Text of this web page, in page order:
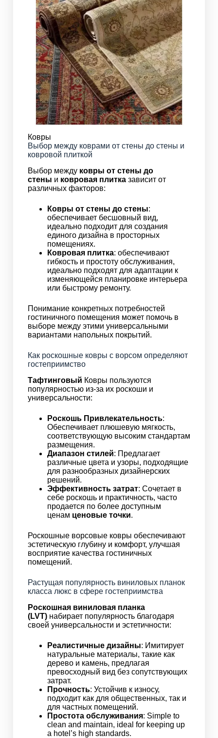
Ковры
Выбор между коврами от стены до стены и
ковровой плиткой
Выбор между ковры от стены до
стены и ковровая плитказависит от
различных факторов:
Ковры от стены до стены:
обеспечивает бесшовный вид,
идеально подходит для создания
единого дизайна в просторных
помещениях.
Ковровая плитка: обеспечивают
гибкость и простоту обслуживания,
идеально подходят для адаптации к
изменяющейся планировке интерьера
или быстрому ремонту.
Понимание конкретных потребностей
гостиничного помещения может помочь в
выборе между этими универсальными
вариантами напольных покрытий.
Как роскошные ковры с ворсом определяют
гостеприимство
Тафтинговый Ковры пользуются
популярностью из-за их роскоши и
универсальности:
Роскошь Привлекательность:
Обеспечивает плюшевую мягкость,
соответствующую высоким стандартам
размещения.
Диапазон стилей: Предлагает
различные цвета и узоры, подходящие
для разнообразных дизайнерских
решений.
Эффективность затрат: Сочетает в
себе роскошь и практичность, часто
продается по более доступным
ценам ценовые точки.
Роскошные ворсовые ковры обеспечивают
эстетическую глубину и комфорт, улучшая
восприятие качества гостиничных
помещений.
Растущая популярность виниловых планок
класса люкс в сфере гостеприимства
Роскошная виниловая планка
(LVT)набирает популярность благодаря
своей универсальности и эстетичности:
Реалистичные дизайны: Имитирует
натуральные материалы, такие как
дерево и камень, предлагая
превосходный вид без сопутствующих
затрат.
Прочность: Устойчив к износу,
подходит как для общественных, так и
для частных помещений.
Простота обслуживания: Simple to
clean and maintain, ideal for keeping up
a hotel’s high standards.